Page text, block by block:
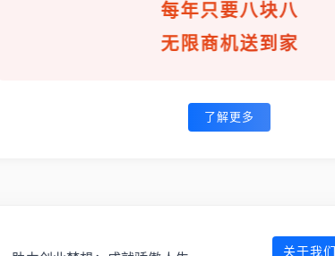
每年只要八块八
无限商机送到家
了解更多
关于我们